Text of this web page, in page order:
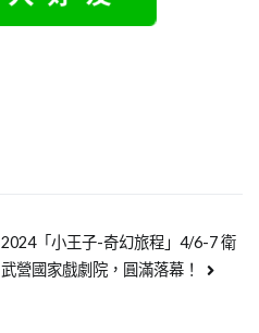
2024「小王子-奇幻旅程」4/6-7 衛
武營國家戲劇院，圓滿落幕！